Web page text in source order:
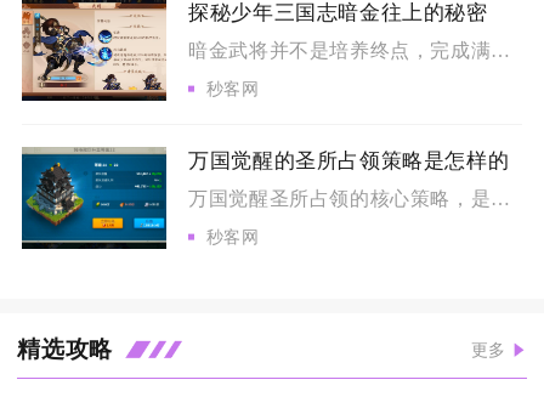
探秘少年三国志暗金往上的秘密
暗金武将并不是培养终点，完成满星养成之后可以开启化金进阶，突...
秒客网
万国觉醒的圣所占领策略是怎样的
万国觉醒圣所占领的核心策略，是以联盟分工为基础，前期做好bu...
秒客网
精选攻略 更多